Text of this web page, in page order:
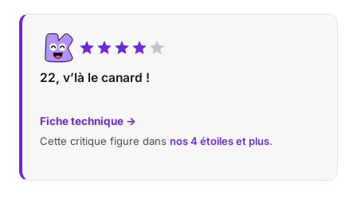
22, v’là le canard !
Fiche technique →
Cette critique figure dans nos 4 étoiles et plus.